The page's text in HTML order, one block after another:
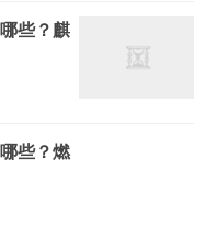
些？麒
些？燃